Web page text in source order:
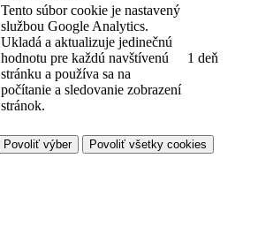
Tento súbor cookie je nastavený
službou Google Analytics.
Ukladá a aktualizuje jedinečnú
hodnotu pre každú navštívenú
stránku a používa sa na
počítanie a sledovanie zobrazení
stránok.
1 deň
Povoliť výber Povoliť všetky cookies